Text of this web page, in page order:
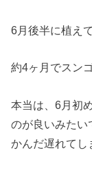
6月後半に植え
約4ヶ月でスン
本当は、6月初
のが良いみたい
かんだ遅れてし